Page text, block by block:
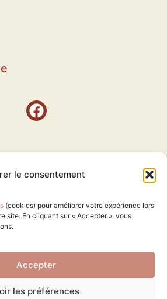
le consentement
(cookies) pour améliorer votre expérience lors
site. En cliquant sur « Accepter », vous
Accepter
les préférences